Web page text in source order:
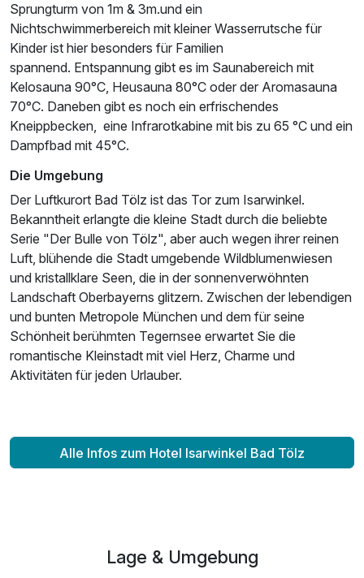
Sprungturm von 1m & 3m.und ein
Nichtschwimmerbereich mit kleiner Wasserrutsche für
Kinder ist hier besonders für Familien
spannend. Entspannung gibt es im Saunabereich mit
Kelosauna 90°C, Heusauna 80°C oder der Aromasauna
70°C. Daneben gibt es noch ein erfrischendes
Kneippbecken, eine Infrarotkabine mit bis zu 65 °C und ein
Dampfbad mit 45°C.
Die Umgebung
Der Luftkurort Bad Tölz ist das Tor zum Isarwinkel.
Bekanntheit erlangte die kleine Stadt durch die beliebte
Serie "Der Bulle von Tölz", aber auch wegen ihrer reinen
Luft, blühende die Stadt umgebende Wildblumenwiesen
und kristallklare Seen, die in der sonnenverwöhnten
Landschaft Oberbayerns glitzern. Zwischen der lebendigen
und bunten Metropole München und dem für seine
Schönheit berühmten Tegernsee erwartet Sie die
romantische Kleinstadt mit viel Herz, Charme und
Aktivitäten für jeden Urlauber.
Alle Infos zum Hotel Isarwinkel Bad Tölz
Lage & Umgebung